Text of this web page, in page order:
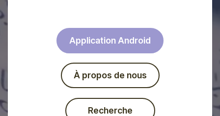
Application Android
À propos de nous
Recherche